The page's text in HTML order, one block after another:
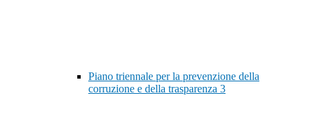
Piano triennale per la prevenzione della
corruzione e della trasparenza 3